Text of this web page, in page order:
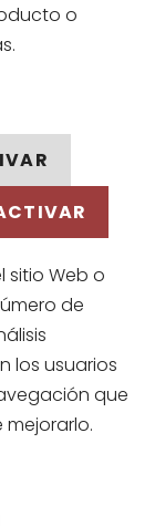
o
sitio Web o
de
los usuarios
que
mejorarlo.